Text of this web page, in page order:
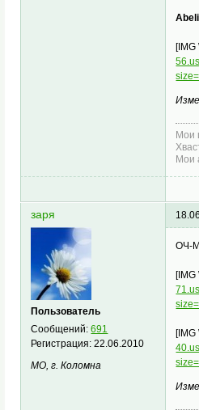
[IMG
Мои
Мои
заря
Пользователь
Сообщений:691
Регистрация:22.06.2010
МО, г. Коломна
OЧ-
[IMG
[IMG